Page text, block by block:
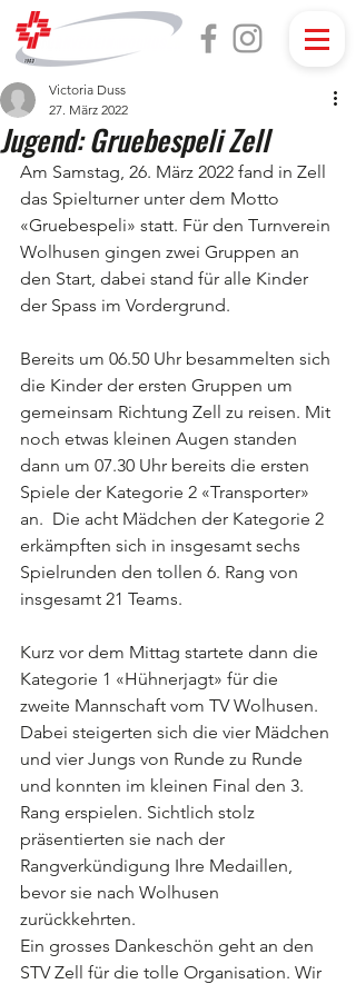
Jugend: Gruebespeli Zell
Victoria Duss
27. März 2022
Am Samstag, 26. März 2022 fand in Zell
das Spielturner unter dem Motto
«Gruebespeli» statt. Für den Turnverein
Wolhusen gingen zwei Gruppen an
den Start, dabei stand für alle Kinder
der Spass im Vordergrund.
Bereits um 06.50 Uhr besammelten sich
die Kinder der ersten Gruppen um
gemeinsam Richtung Zell zu reisen. Mit
noch etwas kleinen Augen standen
dann um 07.30 Uhr bereits die ersten
Spiele der Kategorie 2 «Transporter»
an.  Die acht Mädchen der Kategorie 2
erkämpften sich in insgesamt sechs
Spielrunden den tollen 6. Rang von
insgesamt 21 Teams.
Kurz vor dem Mittag startete dann die
Kategorie 1 «Hühnerjagt» für die
zweite Mannschaft vom TV Wolhusen.
Dabei steigerten sich die vier Mädchen
und vier Jungs von Runde zu Runde
und konnten im kleinen Final den 3.
Rang erspielen. Sichtlich stolz
präsentierten sie nach der
Rangverkündigung Ihre Medaillen,
bevor sie nach Wolhusen
zurückkehrten.
Ein grosses Dankeschön geht an den
STV Zell für die tolle Organisation. Wir